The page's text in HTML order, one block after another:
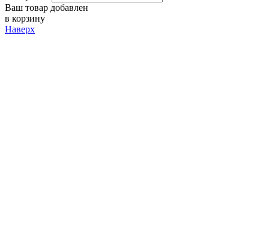
Ваш товар добавлен
в корзину
Наверх